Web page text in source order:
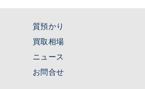
質預かり
買取相場
ニュース
お問合せ